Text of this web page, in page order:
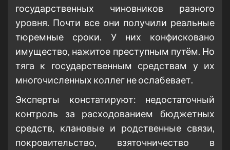
государственных чиновников разного
уровня. Почти все они получили реальные
тюремные сроки. У них конфисковано
имущество, нажитое преступным путём. Но
тяга к государственным средствам у их
многочисленных коллег не ослабевает.
Эксперты констатируют: недостаточный
контроль за расходованием бюджетных
средств, клановые и родственные связи,
покровительство, взяточничество в